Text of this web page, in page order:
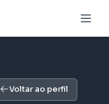
Voltar ao perfil